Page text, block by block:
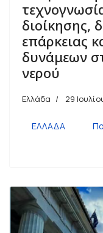
διοίκησης,
επάρκειας
δυνάμεων
νερού
Ελλάδα 29
ΕΛΛΑΔΑ